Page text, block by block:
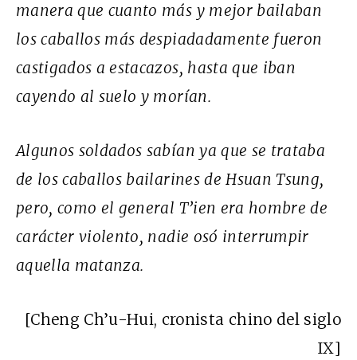
manera que cuanto más y mejor bailaban
los caballos más despiadadamente fueron
castigados a estacazos, hasta que iban
cayendo al suelo y morían.
Algunos soldados sabían ya que se trataba
de los caballos bailarines de Hsuan Tsung,
pero, como el general T’ien era hombre de
carácter violento, nadie osó interrumpir
aquella matanza.
[Cheng Ch’u-Hui, cronista chino del siglo
IX]